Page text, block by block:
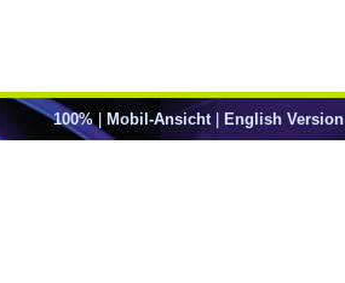
100%| Mobil-Ansicht| English Version